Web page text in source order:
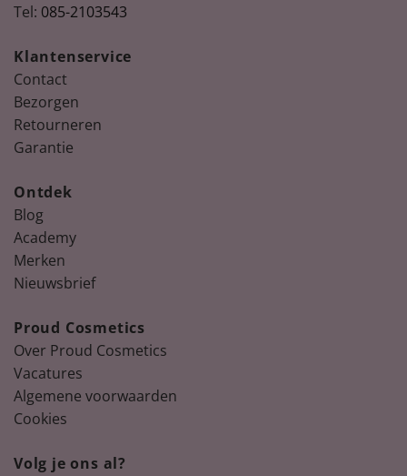
Tel: 085-2103543
Klantenservice
Contact
Bezorgen
Retourneren
Garantie
Ontdek
Blog
Academy
Merken
Nieuwsbrief
Proud Cosmetics
Over Proud Cosmetics
Vacatures
Algemene voorwaarden
Cookies
Volg je ons al?